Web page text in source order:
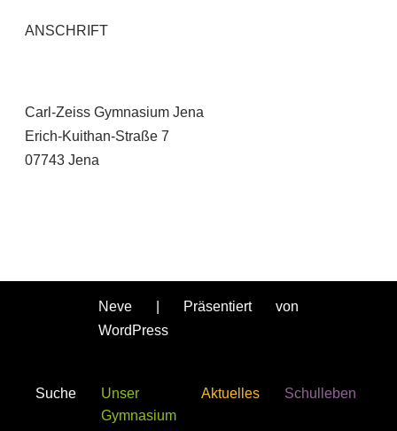
ANSCHRIFT
Carl-Zeiss Gymnasium Jena
Erich-Kuithan-Straße 7
07743 Jena
Neve | Präsentiert von
WordPress
Suche
Unser
Gymnasium
Aktuelles Schulleben